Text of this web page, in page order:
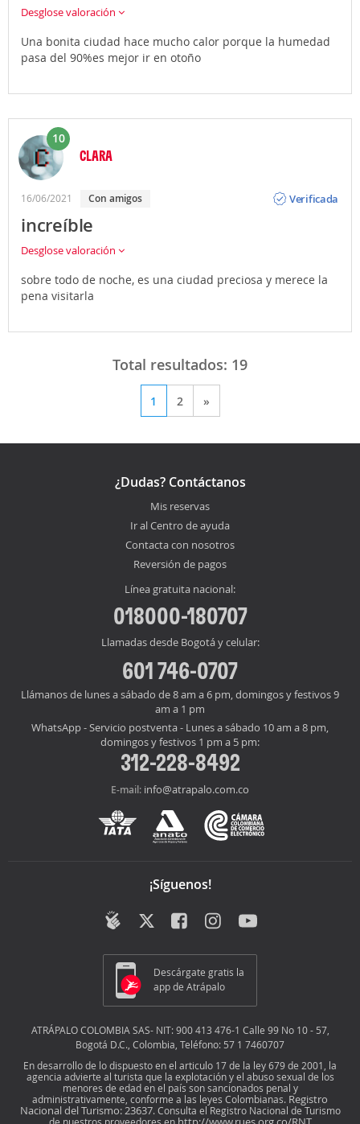
Desglose valoración
Una bonita ciudad hace mucho calor porque la humedad
pasa del 90%es mejor ir en otoño
10
CLARA
16/06/2021 Con amigos
Verificada
increíble
Desglose valoración
sobre todo de noche, es una ciudad preciosa y merece la
pena visitarla
Total resultados: 19
1 2 »
¿Dudas? Contáctanos
Mis reservas
Ir al Centro de ayuda
Contacta con nosotros
Reversión de pagos
Línea gratuita nacional:
018000-180707
Llamadas desde Bogotá y celular:
601 746-0707
Llámanos de lunes a sábado de 8 am a 6 pm, domingos y festivos 9
am a 1 pm
WhatsApp - Servicio postventa - Lunes a sábado 10 am a 8 pm,
domingos y festivos 1 pm a 5 pm:
312-228-8492
E-mail: info@atrapalo.com.co
¡Síguenos!
Descárgate gratis la
app de Atrápalo
ATRÁPALO COLOMBIA SAS- NIT: 900 413 476-1 Calle 99 No 10 - 57,
Bogotá D.C., Colombia, Teléfono: 57 1 7460707
En desarrollo de lo dispuesto en el articulo 17 de la ley 679 de 2001, la
agencia advierte al turista que la explotación y el abuso sexual de los
menores de edad en el país son sancionados penal y
administrativamente, conforme a las leyes Colombianas. Registro
Nacional del Turismo: 23637. Consulta el Registro Nacional de Turismo